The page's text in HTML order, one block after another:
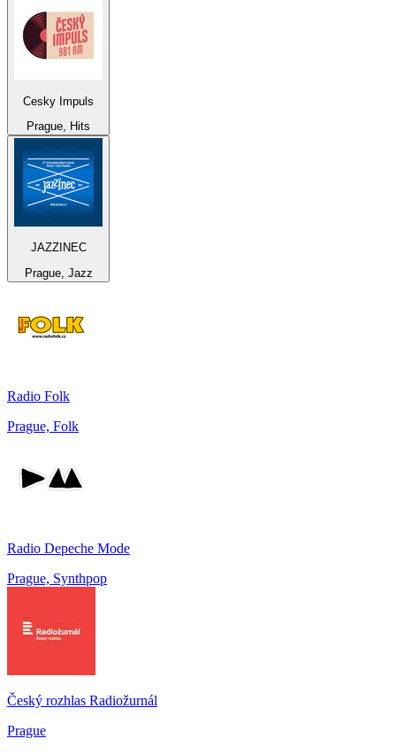
Cesky Impuls
Prague, Hits
JAZZINEC
Prague, Jazz
Radio Folk
Prague, Folk
Radio Depeche Mode
Prague, Synthpop
Český rozhlas Radiožurnál
Prague